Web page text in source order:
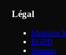
Légal
Mentions
RGPD
Sitemap